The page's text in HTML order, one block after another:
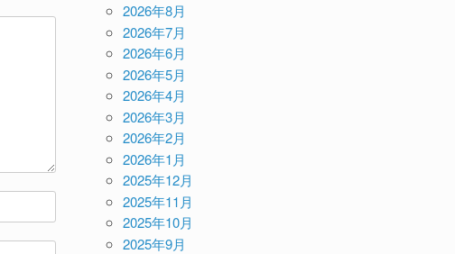
2026年8月
2026年7月
2026年6月
2026年5月
2026年4月
2026年3月
2026年2月
2026年1月
2025年12月
2025年11月
2025年10月
2025年9月